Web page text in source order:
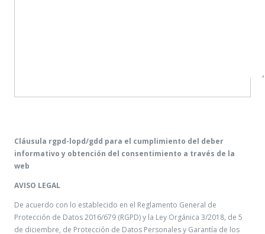
Cláusula rgpd-lopd/gdd para el cumplimiento del deber
informativo y obtención del consentimiento a través de la
web
AVISO LEGAL
De acuerdo con lo establecido en el Reglamento General de
Protección de Datos 2016/679 (RGPD) y la Ley Orgánica 3/2018, de 5
de diciembre, de Protección de Datos Personales y Garantía de los